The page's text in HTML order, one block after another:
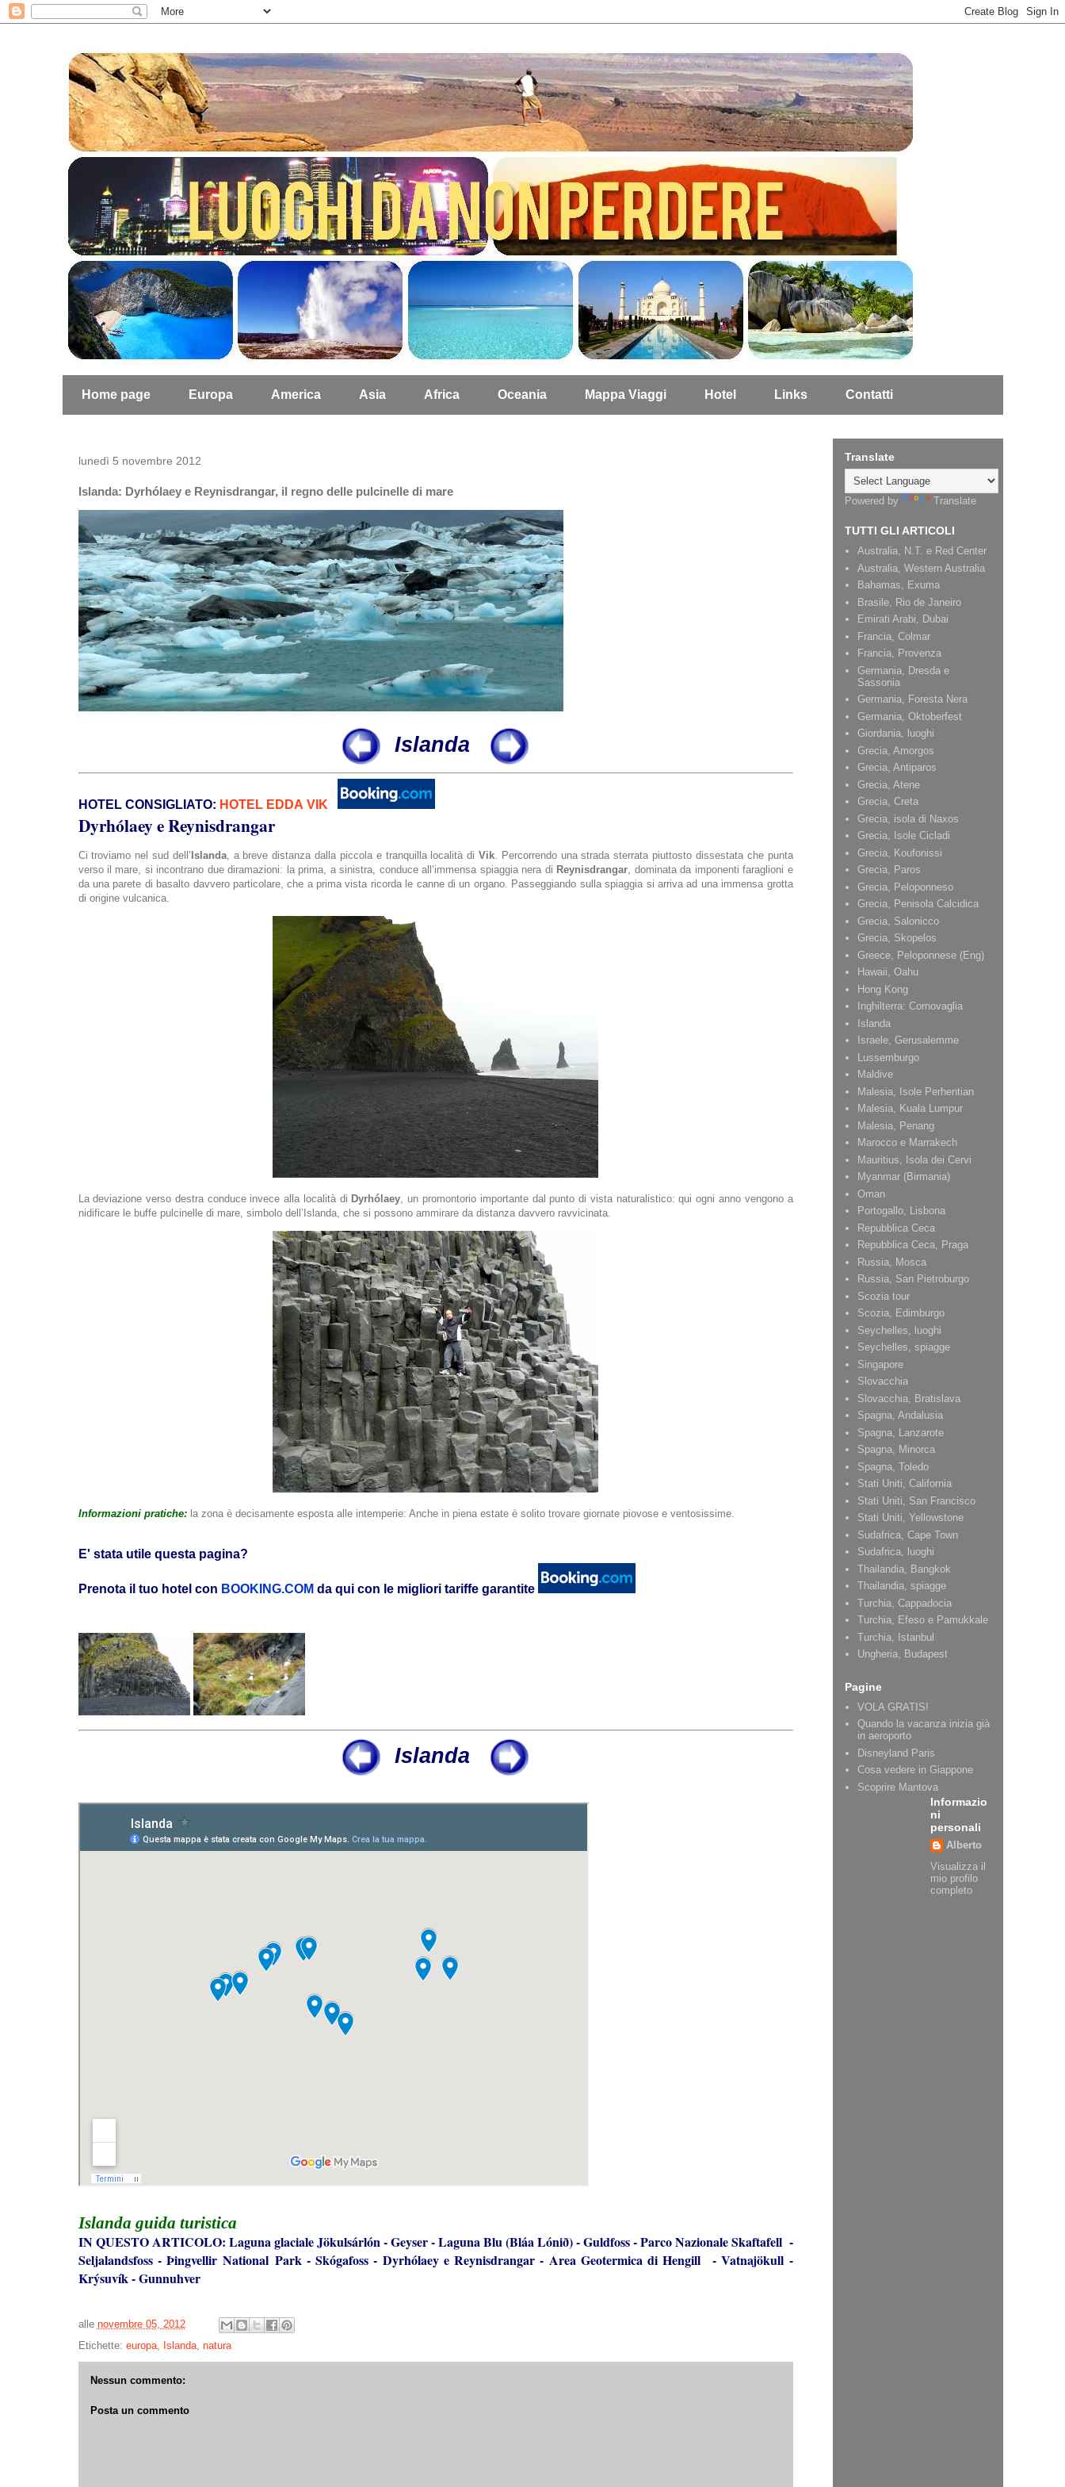
Home page Europa America Asia Africa Oceania Mappa Viaggi Hotel Links Contatti
lunedì 5 novembre 2012
Islanda: Dyrhólaey e Reynisdrangar, il regno delle pulcinelle di mare
Islanda
HOTEL CONSIGLIATO: HOTEL EDDA VIK
Dyrhólaey e Reynisdrangar
Ci troviamo nel sud dell’ Islanda, a breve distanza dalla piccola e tranquilla località di Vik. Percorrendo una strada sterrata piuttosto dissestata che punta
verso il mare, si incontrano due diramazioni: la prima, a sinistra, conduce all’immensa spiaggia nera di Reynisdrangar, dominata da imponenti faraglioni e
da una parete di basalto davvero particolare, che a prima vista ricorda le canne di un organo. Passeggiando sulla spiaggia si arriva ad una immensa grotta
di origine vulcanica.
La deviazione verso destra conduce invece alla località di Dyrhólaey, un promontorio importante dal punto di vista naturalistico: qui ogni anno vengono a
nidificare le buffe pulcinelle di mare, simbolo dell’Islanda, che si possono ammirare da distanza davvero ravvicinata.
Informazioni pratiche: la zona è decisamente esposta alle intemperie: Anche in piena estate è solito trovare giornate piovose e ventosissime.
E' stata utile questa pagina?
Prenota il tuo hotel con BOOKING.COM da qui con le migliori tariffe garantite
Islanda
Islanda guida turistica
IN QUESTO ARTICOLO: Laguna glaciale Jökulsárlón -Geyser-Laguna Blu (Bláa Lónið)-Guldfoss-Parco Nazionale Skaftafell -
Seljalandsfoss-Þingvellir National Park -Skógafoss - Dyrhólaey e Reynisdrangar - Area Geotermica di Hengill -Vatnajökull -
Krýsuvík -Gunnuhver
alle novembre 05, 2012
Etichette: europa, Islanda, natura
Nessun commento:
Posta un commento
Translate
Powered by Translate
TUTTI GLI ARTICOLI
Australia, N.T. e Red Center
Australia, Western Australia
Bahamas, Exuma
Brasile, Rio de Janeiro
Emirati Arabi, Dubai
Francia, Colmar
Francia, Provenza
Germania, Dresda e
Sassonia
Germania, Foresta Nera
Germania, Oktoberfest
Giordania, luoghi
Grecia, Amorgos
Grecia, Antiparos
Grecia, Atene
Grecia, Creta
Grecia, isola di Naxos
Grecia, Isole Cicladi
Grecia, Koufonissi
Grecia, Paros
Grecia, Peloponneso
Grecia, Penisola Calcidica
Grecia, Salonicco
Grecia, Skopelos
Greece, Peloponnese (Eng)
Hawaii, Oahu
Hong Kong
Inghilterra: Cornovaglia
Islanda
Israele, Gerusalemme
Lussemburgo
Maldive
Malesia, Isole Perhentian
Malesia, Kuala Lumpur
Malesia, Penang
Marocco e Marrakech
Mauritius, Isola dei Cervi
Myanmar (Birmania)
Oman
Portogallo, Lisbona
Repubblica Ceca
Repubblica Ceca, Praga
Russia, Mosca
Russia, San Pietroburgo
Scozia tour
Scozia, Edimburgo
Seychelles, luoghi
Seychelles, spiagge
Singapore
Slovacchia
Slovacchia, Bratislava
Spagna, Andalusia
Spagna, Lanzarote
Spagna, Minorca
Spagna, Toledo
Stati Uniti, California
Stati Uniti, San Francisco
Stati Uniti, Yellowstone
Sudafrica, Cape Town
Sudafrica, luoghi
Thailandia, Bangkok
Thailandia, spiagge
Turchia, Cappadocia
Turchia, Efeso e Pamukkale
Turchia, Istanbul
Ungheria, Budapest
Pagine
VOLA GRATIS!
Quando la vacanza inizia già
in aeroporto
Disneyland Paris
Cosa vedere in Giappone
Scoprire Mantova
Informazio
ni
personali
Alberto
Visualizza il
mio profilo
completo